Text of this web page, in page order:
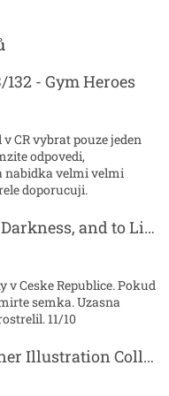
132 - Gym Heroes
hvězdiček.
CR vybrat pouze jeden
odpovedi,
nabidka velmi velmi
doporucuji.
Shining Celebi (N4) Darkness, and to Light...
hvězdiček.
v Ceske Republice. Pokud
semka. Uzasna
11/10
Pokémon First Partner Illustration Collection - Series 2
hvězdiček.